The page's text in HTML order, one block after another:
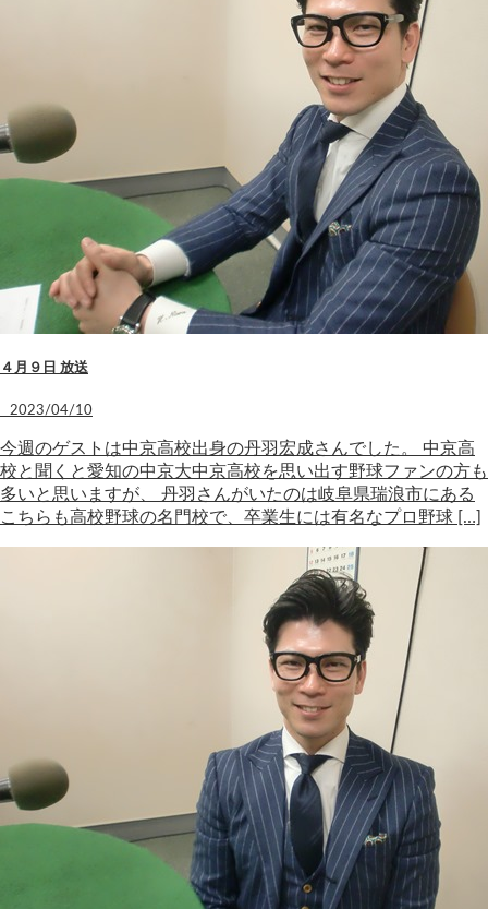
４月９日 放送
2023/04/10
今週のゲストは中京高校出身の丹羽宏成さんでした。 中京高
校と聞くと愛知の中京大中京高校を思い出す野球ファンの方も
多いと思いますが、 丹羽さんがいたのは岐阜県瑞浪市にある
こちらも高校野球の名門校で、卒業生には有名なプロ野球 […]